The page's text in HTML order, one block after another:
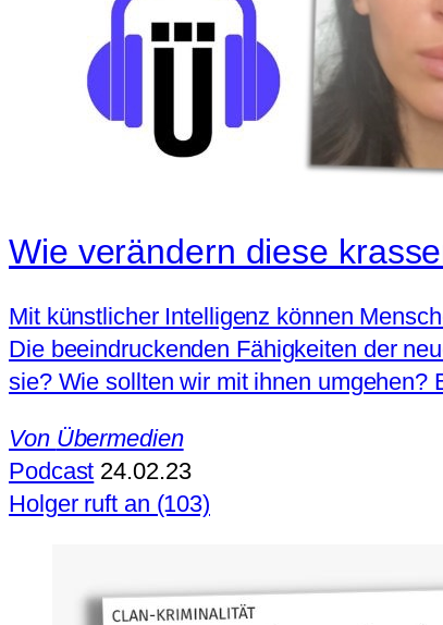
Wie verändern diese
Mit künstlicher Intelligenz können
Die beeindruckenden Fähigkeiten der
sie? Wie sollten wir mit ihnen umgehen?
Von Übermedien
Podcast 24.02.23
Holger ruft an (103)